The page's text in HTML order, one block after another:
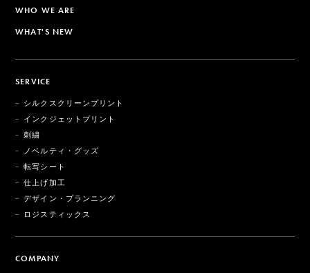
WHO WE ARE
WHAT'S NEW
SERVICE
シルクスクリーンプリント
インクジェットプリント
刺繍
ノベルティ・グッズ
転写シート
仕上げ加工
デザイン・プランニング
ロジスティックス
COMPANY